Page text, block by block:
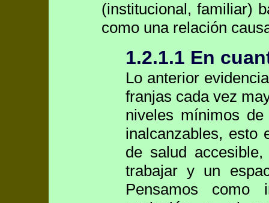
(institucional, familiar)
como una relación
1.2.1.1 En
Lo anterior
franjas cada vez
niveles mínimos
inalcanzables, esto
de salud
trabajar y un
Pensamos como